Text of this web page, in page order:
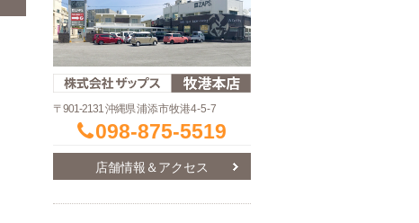
〒901-2131 沖縄県浦添市牧港4-5-7
098-875-5519
店舗情報＆アクセス